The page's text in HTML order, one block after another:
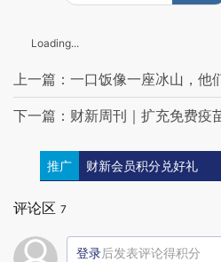
Loading...
上一篇：一口饭像一座冰山，他
下一篇：财新周刊｜扩充免费疫
推广 财新会员积分兑好礼
评论区 7
登录后发表评论得积分